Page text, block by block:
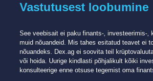
Vastutusest loobumine
See veebisait ei paku finants-, investeerimis-,
muid nõuandeid. Mis tahes esitatud teavet ei
nõuandeks. Dex.ag ei ​​soovita teil
või hoida. Uurige kindlasti põhjalikult kõiki
konsulteerige enne otsuse tegemist oma